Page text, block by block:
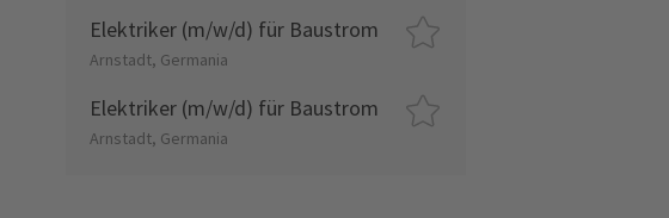
Elektriker (m/w/d) für Baustrom
Arnstadt, Germania
Elektriker (m/w/d) für Baustrom
Arnstadt, Germania